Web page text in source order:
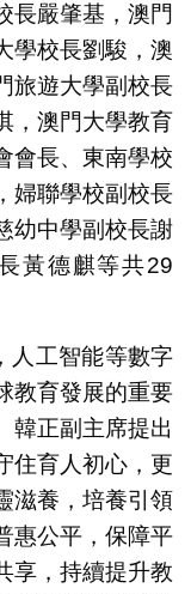
長嚴肇基，澳門
學校長劉駿，澳
旅遊大學副校長
，澳門大學教育
會長、東南學校
婦聯學校副校長
幼中學副校長謝
黃德麒等共29
人工智能等數字
教育發展的重要
韓正副主席提出
住育人初心，更
滋養，培養引領
惠公平，保障平
享，持續提升教